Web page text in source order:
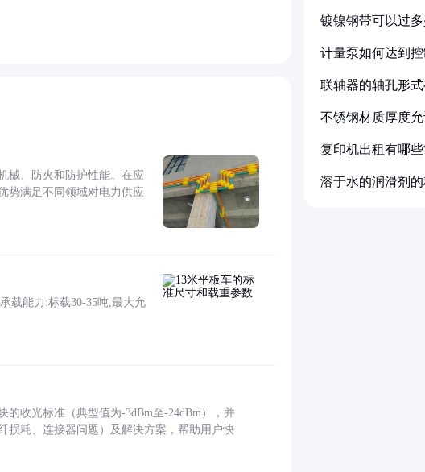
械、防火和防护性能。在应
势满足不同领域对电力供应
载能力:标载30-35吨,最大允
收光标准（典型值为-3dBm至-24dBm），并
损耗、连接器问题）及解决方案，帮助用户快
镀镍钢带可以过
计量泵如何达到
联轴器的轴孔形
不锈钢材质厚度
复印机出租有哪
溶于水的润滑剂